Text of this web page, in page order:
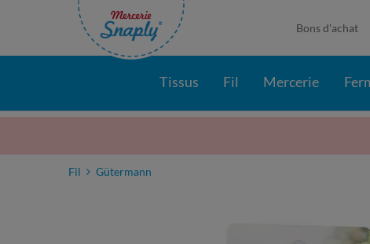
Bons d'achat
Tissus Fil Mercerie
Fil Gütermann